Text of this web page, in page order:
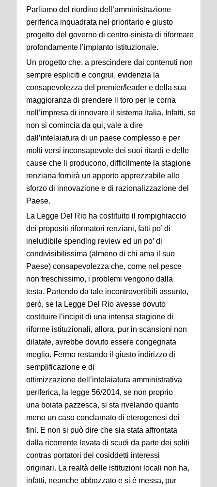
Parliamo del riordino dell’amministrazione
periferica inquadrata nel prioritario e giusto
progetto del governo di centro-sinista di riformare
profondamente l’impianto istituzionale.
Un progetto che, a prescindere dai contenuti non
sempre espliciti e congrui, evidenzia la
consapevolezza del premier/leader e della sua
maggioranza di prendere il toro per le corna
nell’impresa di innovare il sistema Italia. Infatti, se
non si comincia da qui, vale a dire
dall’intelaiatura di un paese complesso e per
molti versi inconsapevole dei suoi ritardi e delle
cause che li producono, difficilmente la stagione
renziana fornirà un apporto apprezzabile allo
sforzo di innovazione e di razionalizzazione del
Paese.
La Legge Del Rio ha costituito il rompighiaccio
dei propositi riformatori renziani, fatti po’ di
ineludibile spending review ed un po’ di
condivisibilissima (almeno di chi ama il suo
Paese) consapevolezza che, come nel pesce
non freschissimo, i problemi vengono dalla
testa. Partendo da tale incontrovertibili assunto,
però, se la Legge Del Rio avesse dovuto
costituire l’incipit di una intensa stagione di
riforme istituzionali, allora, pur in scansioni non
dilatate, avrebbe dovuto essere congegnata
meglio. Fermo restando il giusto indirizzo di
semplificazione e di
ottimizzazione dell’intelaiatura amministrativa
periferica, la legge 56/2014, se non proprio
una boiata pazzesca, si sta rivelando quanto
meno un caso conclamato di eterogenesi dei
fini. E non si può dire che sia stata affrontata
dalla ricorrente levata di scudi da parte dei soliti
contras portatori dei cosiddetti interessi
originari. La realtà delle istituzioni locali non ha,
infatti, neanche abbozzato e si è messa, pur